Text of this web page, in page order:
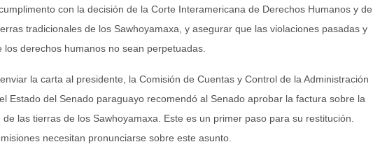
con la decisión de la Corte Interamericana de Derechos Humanos y de
tradicionales de los Sawhoyamaxa, y asegurar que las violaciones pasadas y
los derechos humanos no sean perpetuadas.
la carta al presidente, la Comisión de Cuentas y Control de la Administración
Estado del Senado paraguayo recomendó al Senado aprobar la factura sobre la
las tierras de los Sawhoyamaxa. Este es un primer paso para su restitución.
necesitan pronunciarse sobre este asunto.